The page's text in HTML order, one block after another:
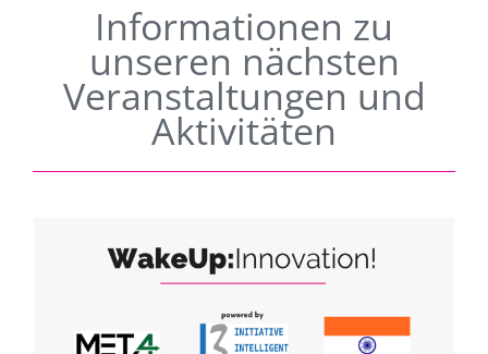
Informationen zu
unseren nächsten
Veranstaltungen und
Aktivitäten